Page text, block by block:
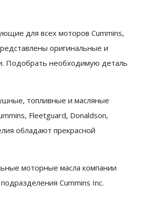
для всех моторов Cummins,
оригинальные и
Подобрать необходимую деталь
топливные и масляные
Fleetguard, Donaldson,
обладают прекрасной
моторные масла компании
Cummins Inc.